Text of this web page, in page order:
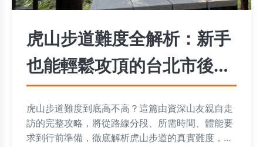
虎山步道難度全解析：新手
也能輕鬆攻頂的台北市後花
園
虎山步道難度到底高不高？這篇由資深山友親自走
訪的完整攻略，將從路線分段、所需時間、體能要
求到行前準備，徹底解析虎山步道的真實難度，幫